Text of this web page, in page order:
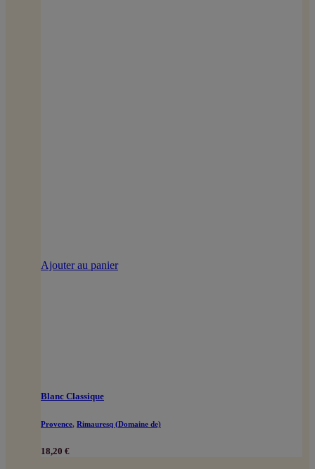
Ajouter au panier
Blanc Classique
Provence, Rimauresq (Domaine de)
18,20 €